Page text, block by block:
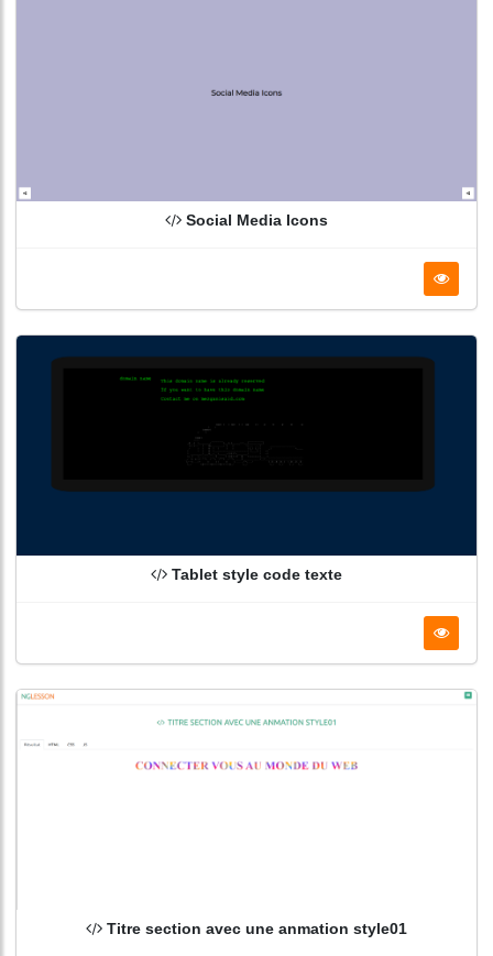
Social Media Icons
Tablet style code texte
Titre section avec une anmation style01